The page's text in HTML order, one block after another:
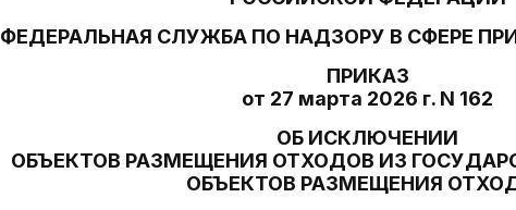
ФЕДЕРАЛЬНАЯ СЛУЖБА ПО НАДЗОРУ В СФЕРЕ
ПРИКАЗ
от 27 марта 2026 г. N 162
ОБ ИСКЛЮЧЕНИИ
ОБЪЕКТОВ РАЗМЕЩЕНИЯ ОТХОДОВ ИЗ
ОБЪЕКТОВ РАЗМЕЩЕНИЯ